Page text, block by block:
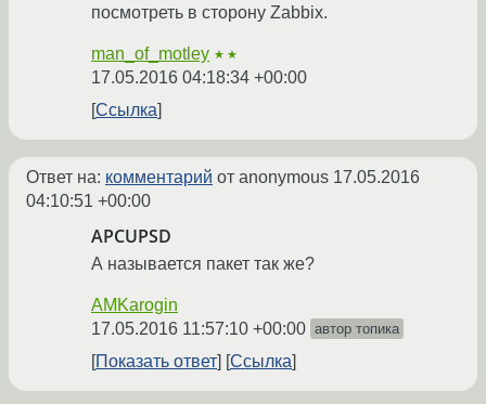
посмотреть в сторону Zabbix.
man_of_motley ★★
17.05.2016 04:18:34 +00:00
Ссылка
Ответ на: комментарий от anonymous 17.05.2016
04:10:51 +00:00
APCUPSD
А называется пакет так же?
AMKarogin
17.05.2016 11:57:10 +00:00 автор топика
Показать ответ Ссылка